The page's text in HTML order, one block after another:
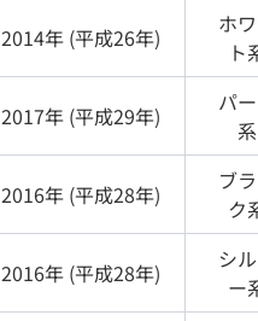
2014年 (平成26年)
ホ
ト
2017年 (平成29年)
パ
系
2016年 (平成28年)
ブ
ク
2016年 (平成28年)
シ
ー